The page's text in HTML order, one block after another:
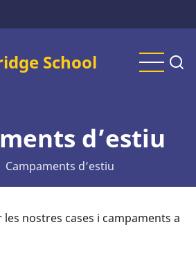
School
d’estiu
Campaments d’estiu
les nostres cases i campaments a